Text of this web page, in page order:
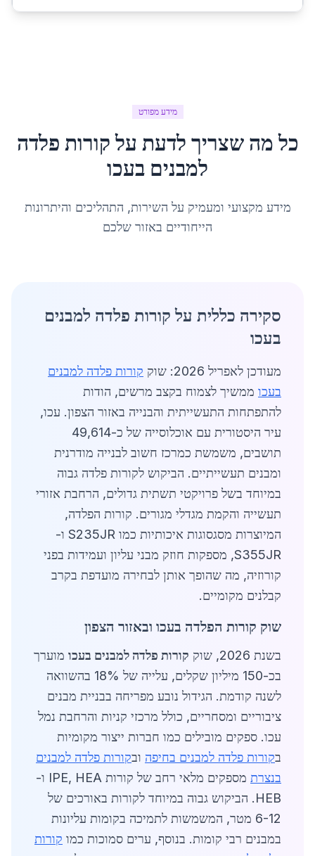
מידע מפורט
כל מה שצריך לדעת עלקורות פלדה
למבנים בעכו
מידע מקצועי ומעמיק על השירות, התהליכים והיתרונות
הייחודיים באזור שלכם
סקירה כללית על קורות פלדה למבנים
בעכו
מעודכן לאפריל 2026: שוק
קורות פלדה למבנים
בעכו ממשיך לצמוח בקצב מרשים, הודות
להתפתחות התעשייתית והבנייה באזור הצפון. עכו,
עיר היסטורית עם אוכלוסייה של כ-49,614
תושבים, משמשת כמרכז חשוב לבנייה מודרנית
ומבנים תעשייתיים. הביקוש לקורות פלדה גבוה
במיוחד בשל פרויקטי תשתית גדולים, הרחבת אזורי
תעשייה והקמת מגדלי מגורים. קורות הפלדה,
המיוצרות מסגסוגות איכותיות כמו S235JR ו-
S355JR, מספקות חוזק מבני עליון ועמידות בפני
קורוזיה, מה שהופך אותן לבחירה מועדפת בקרב
קבלנים מקומיים.
שוק קורות הפלדה בעכו ובאזור הצפון
בשנת 2026, שוק קורות פלדה למבנים בעכו מוערך
בכ-150 מיליון שקלים, עלייה של 18% בהשוואה
לשנה קודמת. הגידול נובע מפריחה בבניית מבנים
ציבוריים ומסחריים, כולל מרכזי קניות והרחבת נמל
עכו. ספקים מובילים כמו חברות ייצור מקומיות
בקורות פלדה למבנים בחיפה ובקורות פלדה למבנים
בנצרת
מספקים מלאי רחב של קורות IPE, HEA ו-
HEB. הביקוש גבוה במיוחד לקורות באורכים של
6-12 מטר, המשמשות לתמיכה בקומות עליונות
במבנים רבי קומות. בנוסף, ערים סמוכות כמו קורות